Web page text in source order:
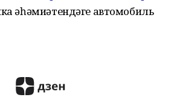
әһәмиәтендәге автомобиль